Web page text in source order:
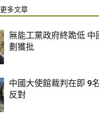
更多文章
無能工黨政府終跪低 中
劃獲批
中國大使館裁判在即 9
反對